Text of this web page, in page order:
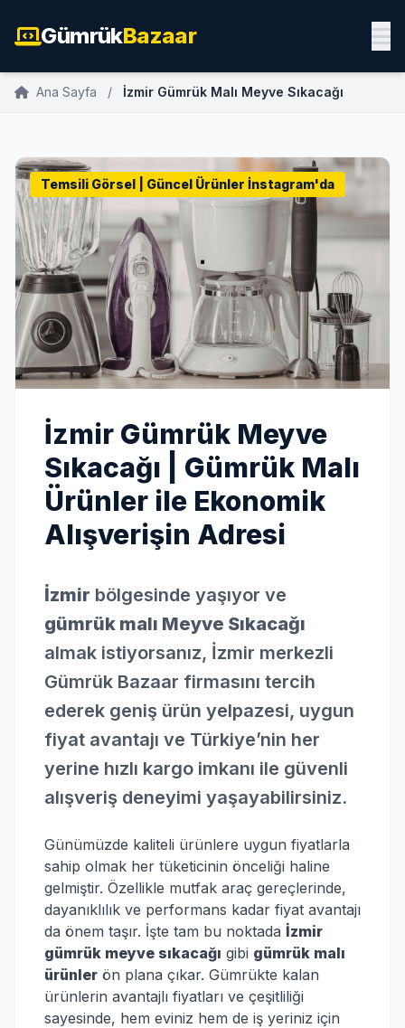
GümrükBazaar
Ana Sayfa / İzmir Gümrük Malı Meyve Sıkacağı
Temsili Görsel | Güncel Ürünler İnstagram'da
İzmir Gümrük Meyve
Sıkacağı | Gümrük Malı
Ürünler ile Ekonomik
Alışverişin Adresi
İzmir bölgesinde yaşıyor ve
gümrük malı Meyve Sıkacağı
almak istiyorsanız, İzmir merkezli
Gümrük Bazaar firmasını tercih
ederek geniş ürün yelpazesi, uygun
fiyat avantajı ve Türkiye’nin her
yerine hızlı kargo imkanı ile güvenli
alışveriş deneyimi yaşayabilirsiniz.
Günümüzde kaliteli ürünlere uygun fiyatlarla
sahip olmak her tüketicinin önceliği haline
gelmiştir. Özellikle mutfak araç gereçlerinde,
dayanıklılık ve performans kadar fiyat avantajı
da önem taşır. İşte tam bu noktada İzmir
gümrük meyve sıkacağı gibi gümrük malı
ürünler ön plana çıkar. Gümrükte kalan
ürünlerin avantajlı fiyatları ve çeşitliliği
sayesinde, hem eviniz hem de iş yeriniz için